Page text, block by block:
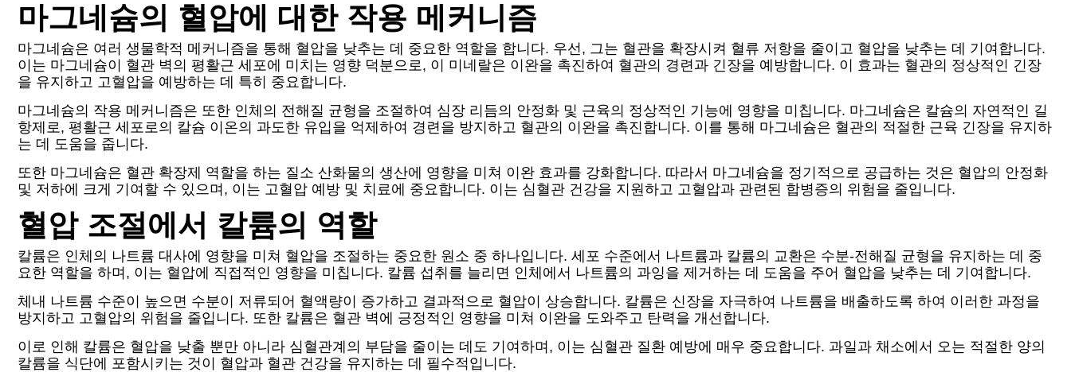
마그네슘의 혈압에 대한 작용 메커니즘
마그네슘은 여러 생물학적 메커니즘을 통해 혈압을 낮추는 데 중요한 역할을 합니다. 우선, 그는 혈관을 확장시켜 혈류 저항을 줄이고 혈압을 낮추는 데 기여합니다.
이는 마그네슘이 혈관 벽의 평활근 세포에 미치는 영향 덕분으로, 이 미네랄은 이완을 촉진하여 혈관의 경련과 긴장을 예방합니다. 이 효과는 혈관의 정상적인 긴장
을 유지하고 고혈압을 예방하는 데 특히 중요합니다.
마그네슘의 작용 메커니즘은 또한 인체의 전해질 균형을 조절하여 심장 리듬의 안정화 및 근육의 정상적인 기능에 영향을 미칩니다. 마그네슘은 칼슘의 자연적인 길
항제로, 평활근 세포로의 칼슘 이온의 과도한 유입을 억제하여 경련을 방지하고 혈관의 이완을 촉진합니다. 이를 통해 마그네슘은 혈관의 적절한 근육 긴장을 유지하
는 데 도움을 줍니다.
또한 마그네슘은 혈관 확장제 역할을 하는 질소 산화물의 생산에 영향을 미쳐 이완 효과를 강화합니다. 따라서 마그네슘을 정기적으로 공급하는 것은 혈압의 안정화
및 저하에 크게 기여할 수 있으며, 이는 고혈압 예방 및 치료에 중요합니다. 이는 심혈관 건강을 지원하고 고혈압과 관련된 합병증의 위험을 줄입니다.
혈압 조절에서 칼륨의 역할
칼륨은 인체의 나트륨 대사에 영향을 미쳐 혈압을 조절하는 중요한 원소 중 하나입니다. 세포 수준에서 나트륨과 칼륨의 교환은 수분-전해질 균형을 유지하는 데 중
요한 역할을 하며, 이는 혈압에 직접적인 영향을 미칩니다. 칼륨 섭취를 늘리면 인체에서 나트륨의 과잉을 제거하는 데 도움을 주어 혈압을 낮추는 데 기여합니다.
체내 나트륨 수준이 높으면 수분이 저류되어 혈액량이 증가하고 결과적으로 혈압이 상승합니다. 칼륨은 신장을 자극하여 나트륨을 배출하도록 하여 이러한 과정을
방지하고 고혈압의 위험을 줄입니다. 또한 칼륨은 혈관 벽에 긍정적인 영향을 미쳐 이완을 도와주고 탄력을 개선합니다.
이로 인해 칼륨은 혈압을 낮출 뿐만 아니라 심혈관계의 부담을 줄이는 데도 기여하며, 이는 심혈관 질환 예방에 매우 중요합니다. 과일과 채소에서 오는 적절한 양의
칼륨을 식단에 포함시키는 것이 혈압과 혈관 건강을 유지하는 데 필수적입니다.